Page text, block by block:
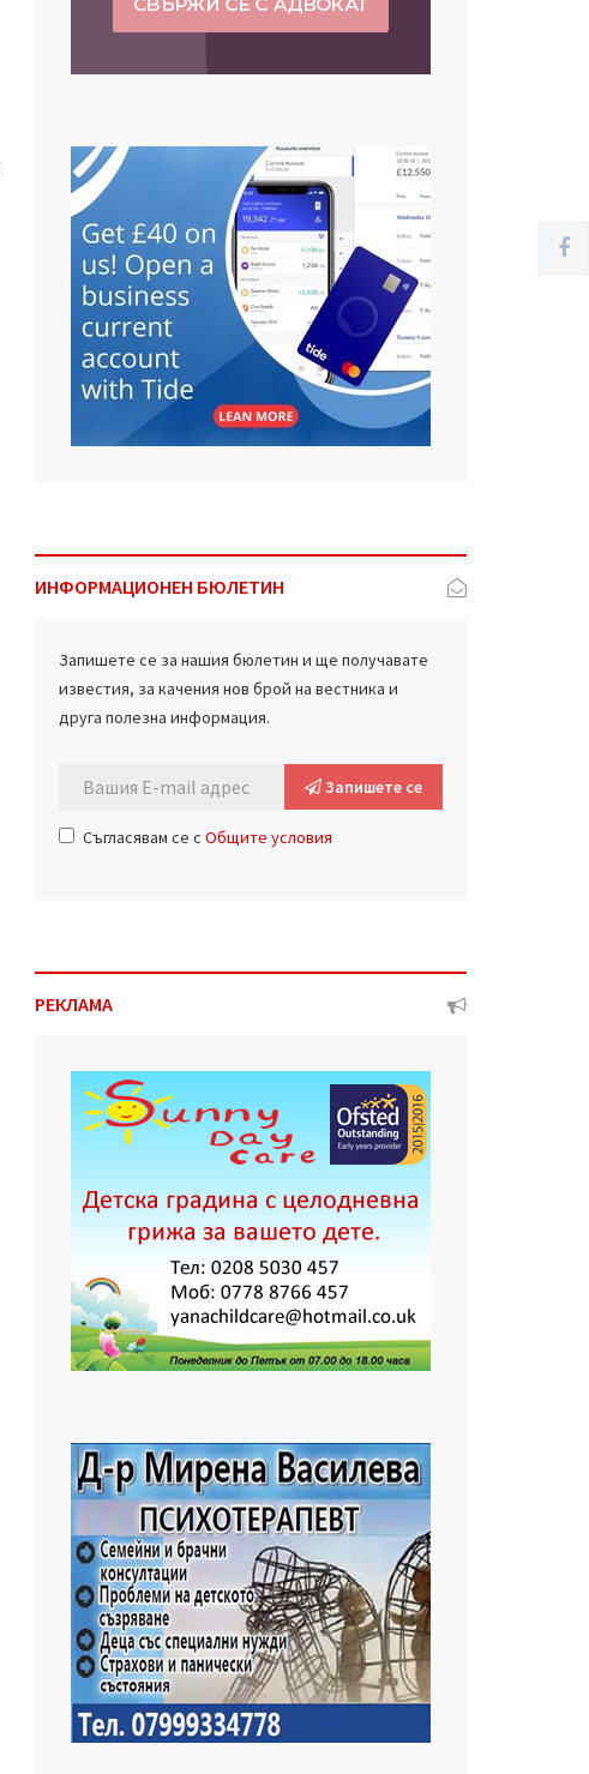
ИНФОРМАЦИОНЕН БЮЛЕТИН
Запишете се за нашия бюлетин и ще получавате
известия, за качения нов брой на вестника и
друга полезна информация.
Запишете се
Съгласявам се с Общите условия
РЕКЛАМА